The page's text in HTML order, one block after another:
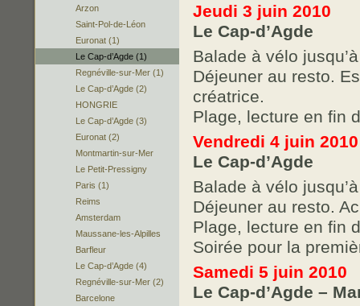
Arzon
Saint-Pol-de-Léon
Euronat (1)
Le Cap-d’Agde (1)
Regnéville-sur-Mer (1)
Le Cap-d’Agde (2)
HONGRIE
Le Cap-d’Agde (3)
Euronat (2)
Montmartin-sur-Mer
Le Petit-Pressigny
Paris (1)
Reims
Amsterdam
Maussane-les-Alpilles
Barfleur
Le Cap-d’Agde (4)
Regnéville-sur-Mer (2)
Barcelone
Jeudi 3 juin 2010
Le Cap-d’Agde
Balade à vélo
Déjeuner au resto.
créatrice.
Plage, lecture en fin
Vendredi 4 juin 2010
Le Cap-d’Agde
Balade à vélo
Déjeuner au resto.
Plage, lecture en fin
Soirée pour la
Samedi 5 juin 2010
Le Cap-d’Agde –